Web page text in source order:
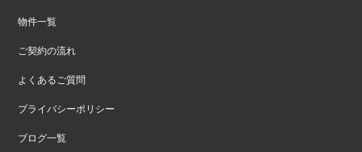
物件一覧
ご契約の流れ
よくあるご質問
プライバシーポリシー
ブログ一覧